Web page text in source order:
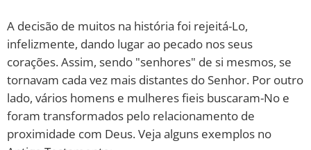
A decisão de muitos na história foi rejeitá-Lo,
infelizmente, dando lugar ao pecado nos seus
corações. Assim, sendo "senhores" de si mesmos, se
tornavam cada vez mais distantes do Senhor. Por outro
lado, vários homens e mulheres fieis buscaram-No e
foram transformados pelo relacionamento de
proximidade com Deus. Veja alguns exemplos no